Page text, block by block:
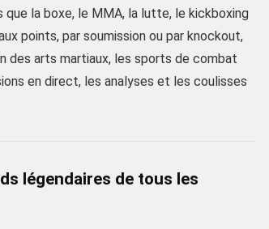
la boxe, le MMA, la lutte, le kickboxing
points, par soumission ou par knockout,
des arts martiaux, les sports de combat
en direct, les analyses et les coulisses
légendaires de tous les